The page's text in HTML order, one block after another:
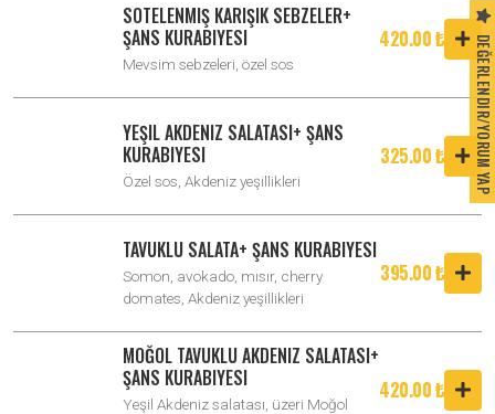
SOTELENMIŞ KARIŞIK SEBZELER+
ŞANS KURABIYESI
Mevsim sebzeleri, özel sos
420.00 ₺
YEŞIL AKDENIZ SALATASI+ ŞANS
KURABIYESI
Özel sos, Akdeniz yeşillikleri
325.00 ₺
TAVUKLU SALATA+ ŞANS KURABIYESI
Somon, avokado, mısır, cherry
domates, Akdeniz yeşillikleri
395.00 ₺
MOĞOL TAVUKLU AKDENIZ SALATASI+
ŞANS KURABIYESI
Yeşil Akdeniz salatası, üzeri Moğol
420.00 ₺
DEĞERLENDIR/YORUM YAP